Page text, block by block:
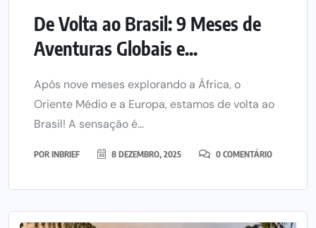
De Volta ao Brasil: 9 Meses de
Aventuras Globais e...
Após nove meses explorando a África, o
Oriente Médio e a Europa, estamos de volta ao
Brasil! A sensação é...
POR INBRIEF 8 DEZEMBRO, 2025 0 COMENTÁRIO